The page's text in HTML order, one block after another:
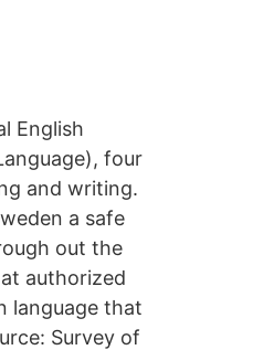
English
four
and writing.
a safe
out the
authorized
language that
Survey of